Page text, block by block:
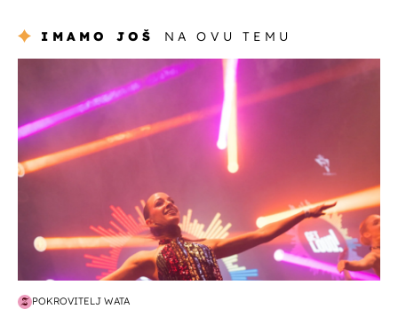
IMAMO JOŠ NA OVU TEMU
POKROVITELJ WATA